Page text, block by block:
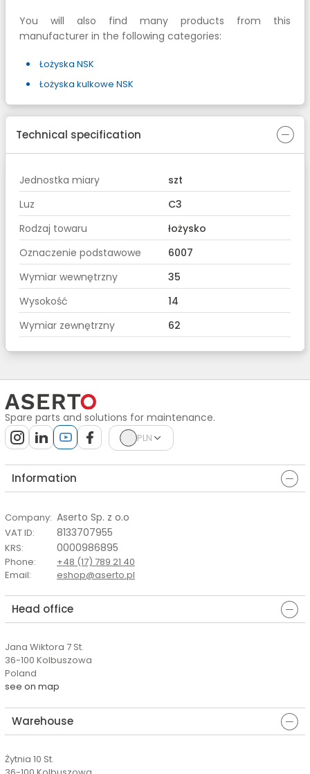
You will also find many products from this
manufacturer in the following categories:
Łożyska NSK
Łożyska kulkowe NSK
Technical specification
Jednostka miary
szt
Luz
C3
Rodzaj towaru
łożysko
Oznaczenie podstawowe
6007
Wymiar wewnętrzny
35
Wysokość
14
Wymiar zewnętrzny
62
Spare parts and solutions for maintenance.
PLN
Information
Company: Aserto Sp. z o.o
VAT ID: 8133707955
KRS: 0000986895
Phone:
+48 (17) 789 21 40
Email: eshop@aserto.pl
Head office
Jana Wiktora 7 St.
36-100 Kolbuszowa
Poland
see on map
Warehouse
Żytnia 10 St.